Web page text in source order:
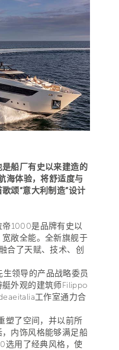
船厂有史以来建造的
海体验，将舒适度与
颂“意大利制造”设计
1000是品牌有史以
敞全能。全新旗舰于
合了天赋、技术、创
领导的产品战略委员
外观的建筑师Filippo
工作室通力合
塑了空间，并以前所
内饰风格能够满足船
选用了经典风格，使